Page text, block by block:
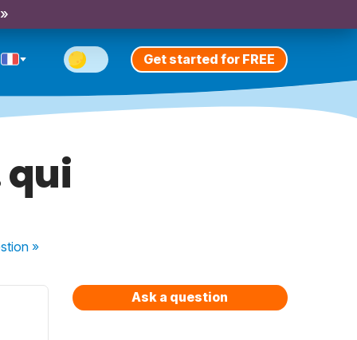
Get started for FREE
qui
»
Ask a question